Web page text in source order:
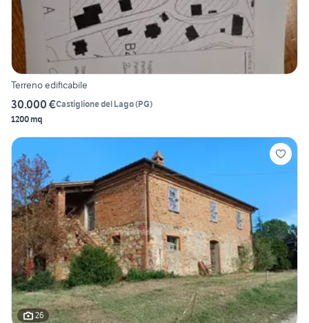
Terreno edificabile
30.000 €Castiglione del Lago(PG)
1200 mq
26